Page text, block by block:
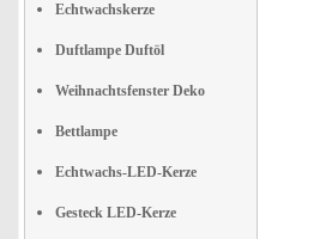
Echtwachskerze
Duftlampe Duftöl
Weihnachtsfenster Deko
Bettlampe
Echtwachs-LED-Kerze
Gesteck LED-Kerze